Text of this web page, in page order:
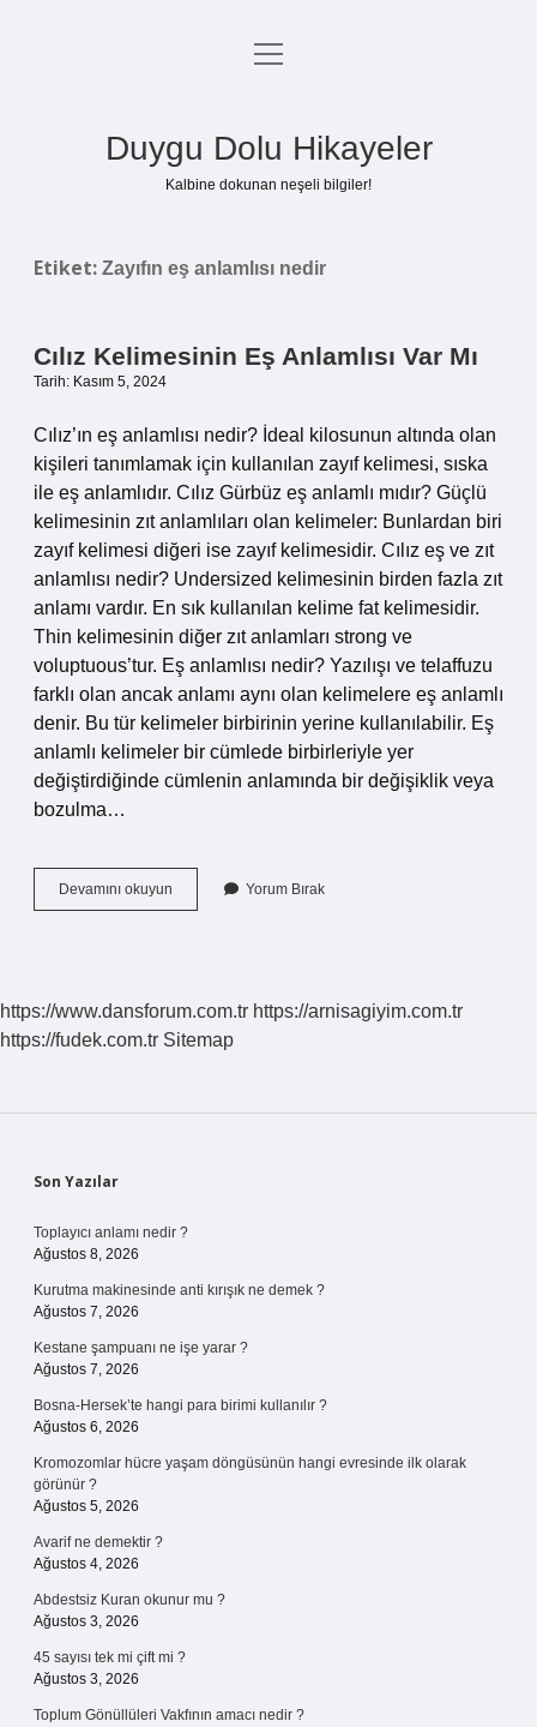
Anasayfa
menüyü
Duygu Dolu Hikayeler
Kalbine dokunan neşeli bilgiler!
Etiket: Zayıfın eş anlamlısı nedir
Cılız Kelimesinin Eş Anlamlısı Var Mı
Tarih: Kasım 5, 2024
Cılız’ın eş anlamlısı nedir? İdeal kilosunun altında olan
kişileri tanımlamak için kullanılan zayıf kelimesi, sıska
ile eş anlamlıdır. Cılız Gürbüz eş anlamlı mıdır? Güçlü
kelimesinin zıt anlamlıları olan kelimeler: Bunlardan biri
zayıf kelimesi diğeri ise zayıf kelimesidir. Cılız eş ve zıt
anlamlısı nedir? Undersized kelimesinin birden fazla zıt
anlamı vardır. En sık kullanılan kelime fat kelimesidir.
Thin kelimesinin diğer zıt anlamları strong ve
voluptuous’tur. Eş anlamlısı nedir? Yazılışı ve telaffuzu
farklı olan ancak anlamı aynı olan kelimelere eş anlamlı
denir. Bu tür kelimeler birbirinin yerine kullanılabilir. Eş
anlamlı kelimeler bir cümlede birbirleriyle yer
değiştirdiğinde cümlenin anlamında bir değişiklik veya
bozulma…
Devamını okuyun
Kelimesinin
Yorum Bırak
https://www.dansforum.com.tr https://arnisagiyim.com.tr
https://fudek.com.tr Sitemap
Sidebar
Son Yazılar
Toplayıcı anlamı nedir ?
Ağustos 8, 2026
Kurutma makinesinde anti kırışık ne demek ?
Ağustos 7, 2026
Kestane şampuanı ne işe yarar ?
Ağustos 7, 2026
Bosna-Hersek’te hangi para birimi kullanılır ?
Ağustos 6, 2026
Kromozomlar hücre yaşam döngüsünün hangi evresinde ilk olarak
görünür ?
Ağustos 5, 2026
Avarif ne demektir ?
Ağustos 4, 2026
Abdestsiz Kuran okunur mu ?
Ağustos 3, 2026
45 sayısı tek mi çift mi ?
Ağustos 3, 2026
Toplum Gönüllüleri Vakfının amacı nedir ?